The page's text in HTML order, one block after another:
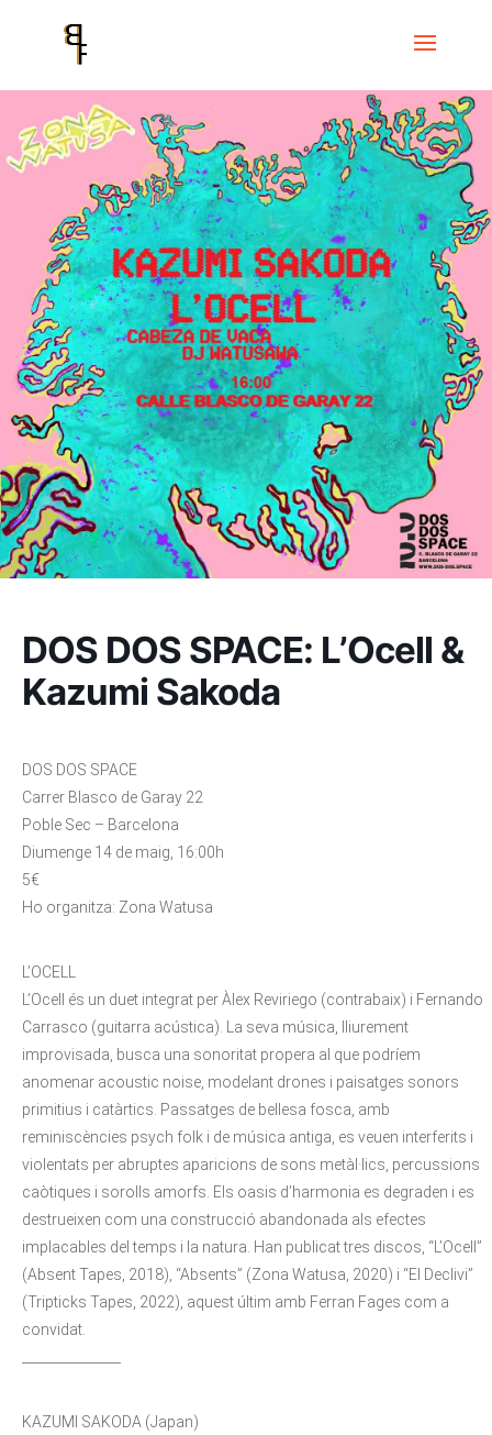
Events
DOS DOS SPACE: L’Ocell &
Kazumi Sakoda
DOS DOS SPACE
Carrer Blasco de Garay 22
Poble Sec – Barcelona
Diumenge 14 de maig, 16:00h
5€
Ho organitza: Zona Watusa
L’OCELL
L’Ocell és un duet integrat per Àlex Reviriego (contrabaix) i Fernando
Carrasco (guitarra acústica). La seva música, lliurement
improvisada, busca una sonoritat propera al que podríem
anomenar acoustic noise, modelant drones i paisatges sonors
primitius i catàrtics. Passatges de bellesa fosca, amb
reminiscències psych folk i de música antiga, es veuen interferits i
violentats per abruptes aparicions de sons metàl·lics, percussions
caòtiques i sorolls amorfs. Els oasis d’harmonia es degraden i es
destrueixen com una construcció abandonada als efectes
implacables del temps i la natura. Han publicat tres discos, “L’Ocell”
(Absent Tapes, 2018), “Absents” (Zona Watusa, 2020) i “El Declivi”
(Tripticks Tapes, 2022), aquest últim amb Ferran Fages com a
convidat.
KAZUMI SAKODA (Japan)